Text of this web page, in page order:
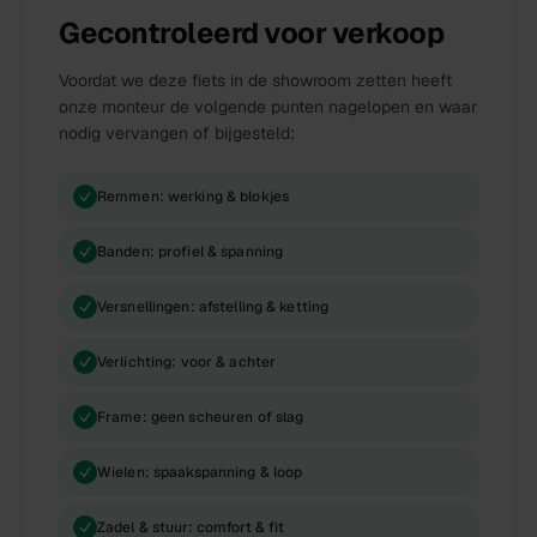
Gecontroleerd voor verkoop
Voordat we deze fiets in de showroom zetten heeft
onze monteur de volgende punten nagelopen en waar
nodig vervangen of bijgesteld:
Remmen: werking & blokjes
Banden: profiel & spanning
Versnellingen: afstelling & ketting
Verlichting: voor & achter
Frame: geen scheuren of slag
Wielen: spaakspanning & loop
Zadel & stuur: comfort & fit